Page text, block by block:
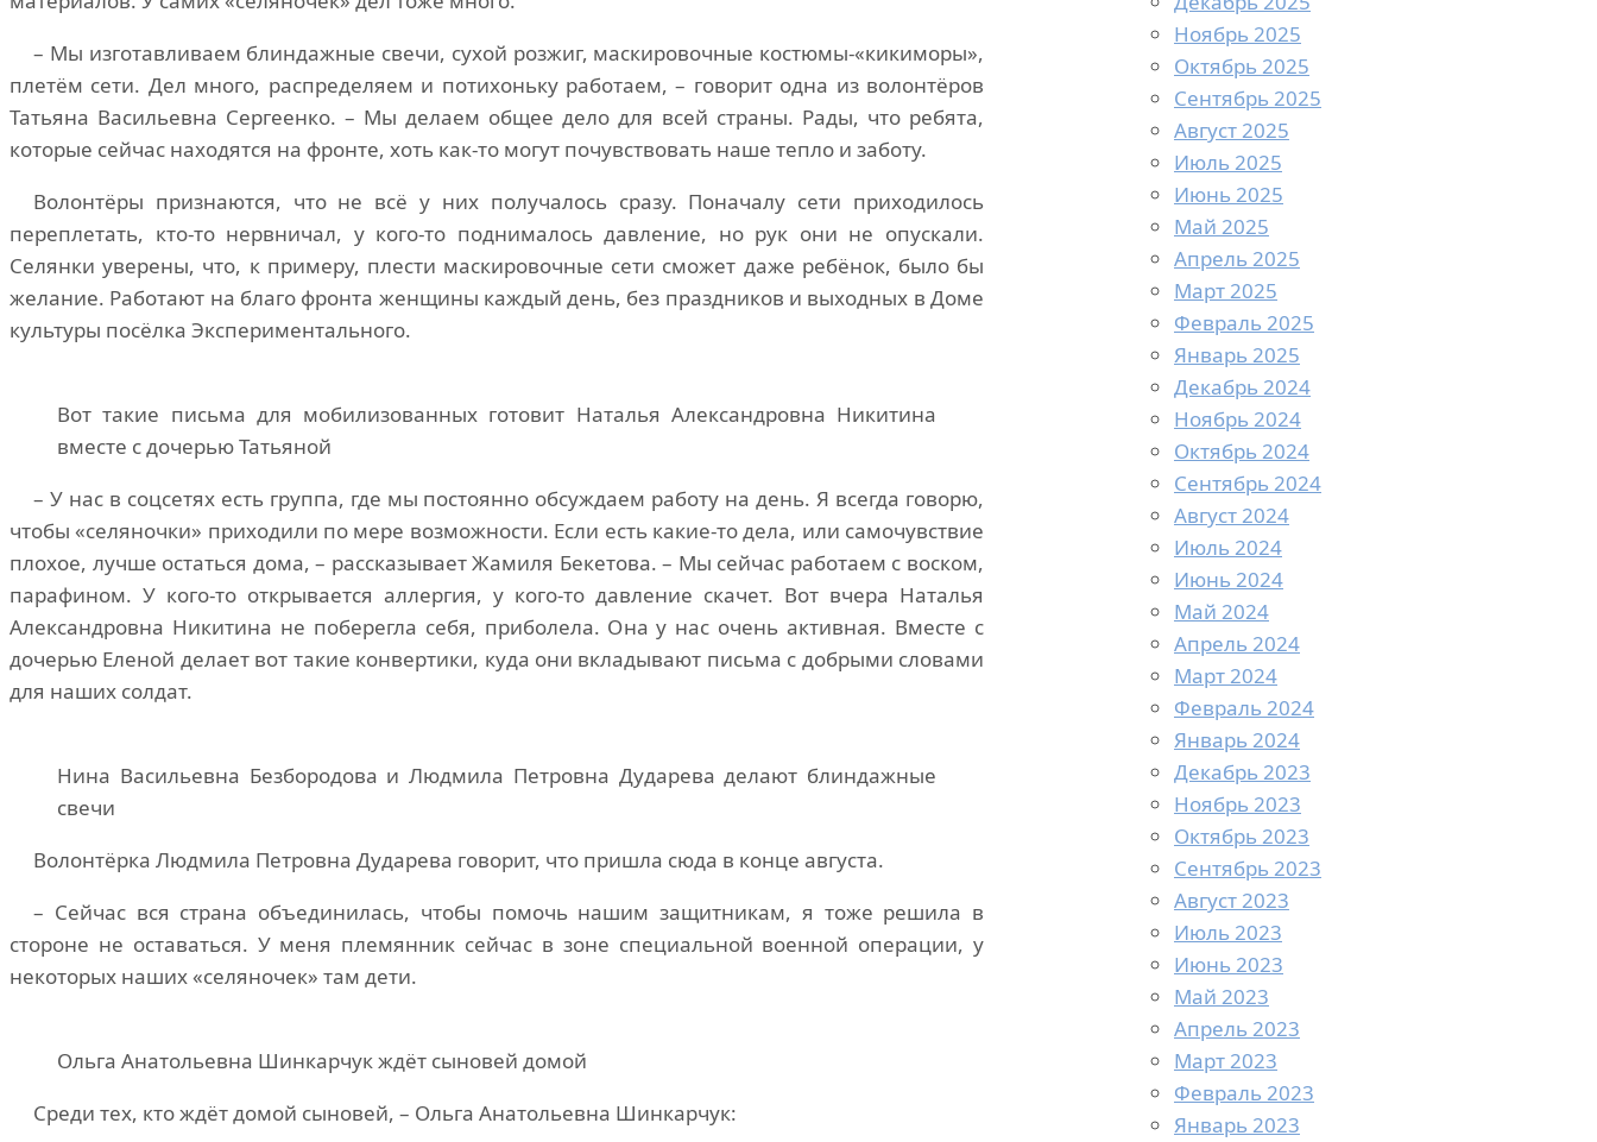
– Мы изготавливаем блиндажные свечи, сухой розжиг, маскировочные костюмы-«кикиморы»,
плетём сети. Дел много, распределяем и потихоньку работаем, – говорит одна из волонтёров
Татьяна Васильевна Сергеенко. – Мы делаем общее дело для всей страны. Рады, что ребята,
которые сейчас находятся на фронте, хоть как-то могут почувствовать наше тепло и заботу.
Волонтёры признаются, что не всё у них получалось сразу. Поначалу сети приходилось
переплетать, кто-то нервничал, у кого-то поднималось давление, но рук они не опускали.
Селянки уверены, что, к примеру, плести маскировочные сети сможет даже ребёнок, было бы
желание. Работают на благо фронта женщины каждый день, без праздников и выходных в Доме
культуры посёлка Экспериментального.
Вот такие письма для мобилизованных готовит Наталья Александровна Никитина
вместе с дочерью Татьяной
– У нас в соцсетях есть группа, где мы постоянно обсуждаем работу на день. Я всегда говорю,
чтобы «селяночки» приходили по мере возможности. Если есть какие-то дела, или самочувствие
плохое, лучше остаться дома, – рассказывает Жамиля Бекетова. – Мы сейчас работаем с воском,
парафином. У кого-то открывается аллергия, у кого-то давление скачет. Вот вчера Наталья
Александровна Никитина не поберегла себя, приболела. Она у нас очень активная. Вместе с
дочерью Еленой делает вот такие конвертики, куда они вкладывают письма с добрыми словами
для наших солдат.
Нина Васильевна Безбородова и Людмила Петровна Дударева делают блиндажные
свечи
Волонтёрка Людмила Петровна Дударева говорит, что пришла сюда в конце августа.
– Сейчас вся страна объединилась, чтобы помочь нашим защитникам, я тоже решила в
стороне не оставаться. У меня племянник сейчас в зоне специальной военной операции, у
некоторых наших «селяночек» там дети.
Ольга Анатольевна Шинкарчук ждёт сыновей домой
Среди тех, кто ждёт домой сыновей, – Ольга Анатольевна Шинкарчук:
Ноябрь 2025
Октябрь 2025
Сентябрь 2025
Август 2025
Июль 2025
Июнь 2025
Май 2025
Апрель 2025
Март 2025
Февраль 2025
Январь 2025
Декабрь 2024
Ноябрь 2024
Октябрь 2024
Сентябрь 2024
Август 2024
Июль 2024
Июнь 2024
Май 2024
Апрель 2024
Март 2024
Февраль 2024
Январь 2024
Декабрь 2023
Ноябрь 2023
Октябрь 2023
Сентябрь 2023
Август 2023
Июль 2023
Июнь 2023
Май 2023
Апрель 2023
Март 2023
Февраль 2023
Январь 2023